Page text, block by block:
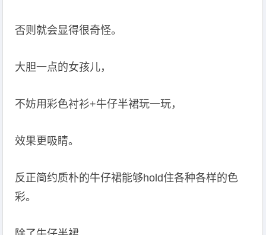
否则就会显得很奇怪。
大胆一点的女孩儿，
不妨用彩色衬衫+牛仔半裙玩一玩，
效果更吸睛。
反正简约质朴的牛仔裙能够hold住各种各样的色
彩。